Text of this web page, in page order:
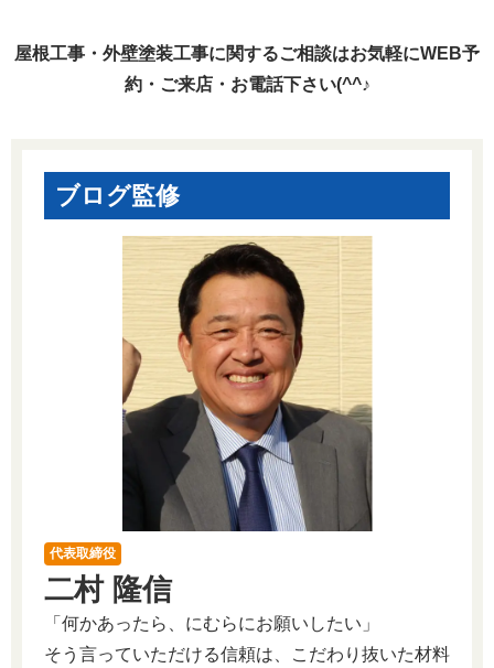
屋根工事・外壁塗装工事に関するご相談はお気軽にWEB予
約・ご来店・お電話下さい(^^♪
ブログ監修
代表取締役
二村 隆信
「何かあったら、にむらにお願いしたい」
そう言っていただける信頼は、こだわり抜いた材料